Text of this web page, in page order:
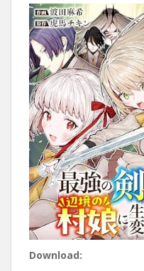
Download: